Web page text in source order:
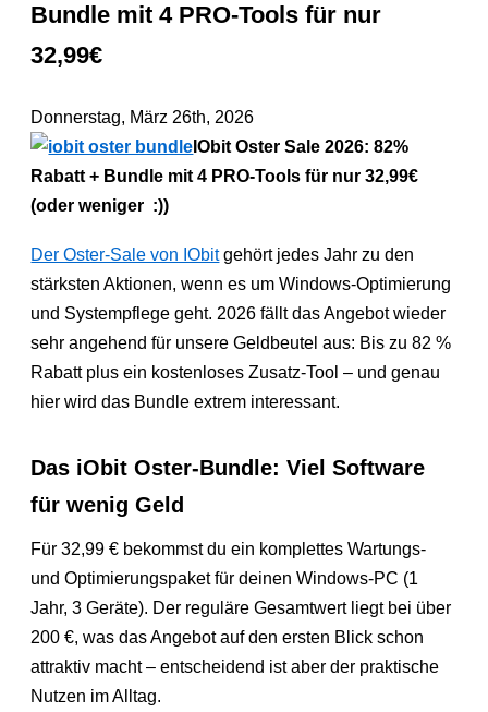
Bundle mit 4 PRO-Tools für nur
32,99€
Donnerstag, März 26th, 2026
IObit Oster Sale 2026: 82%
Rabatt + Bundle mit 4 PRO-Tools für nur 32,99€
(oder weniger :))
Der Oster-Sale von IObitgehört jedes Jahr zu den
stärksten Aktionen, wenn es um Windows-Optimierung
und Systempflege geht. 2026 fällt das Angebot wieder
sehr angehend für unsere Geldbeutel aus: Bis zu 82 %
Rabatt plus ein kostenloses Zusatz-Tool – und genau
hier wird das Bundle extrem interessant.
Das iObit Oster-Bundle: Viel Software
für wenig Geld
Für 32,99 € bekommst du ein komplettes Wartungs-
und Optimierungspaket für deinen Windows-PC (1
Jahr, 3 Geräte). Der reguläre Gesamtwert liegt bei über
200 €, was das Angebot auf den ersten Blick schon
attraktiv macht – entscheidend ist aber der praktische
Nutzen im Alltag.